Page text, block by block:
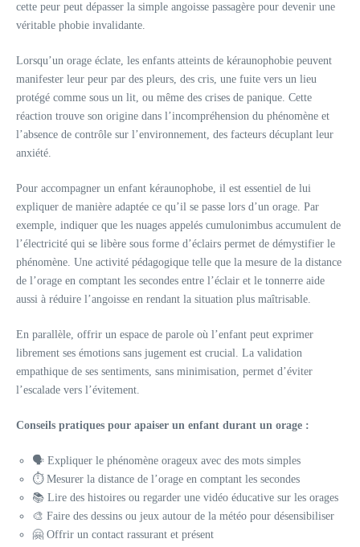
cette peur peut dépasser la simple angoisse passagère pour devenir une
véritable phobie invalidante.
Lorsqu’un orage éclate, les enfants atteints de kéraunophobie peuvent
manifester leur peur par des pleurs, des cris, une fuite vers un lieu
protégé comme sous un lit, ou même des crises de panique. Cette
réaction trouve son origine dans l’incompréhension du phénomène et
l’absence de contrôle sur l’environnement, des facteurs décuplant leur
anxiété.
Pour accompagner un enfant kéraunophobe, il est essentiel de lui
expliquer de manière adaptée ce qu’il se passe lors d’un orage. Par
exemple, indiquer que les nuages appelés cumulonimbus accumulent de
l’électricité qui se libère sous forme d’éclairs permet de démystifier le
phénomène. Une activité pédagogique telle que la mesure de la distance
de l’orage en comptant les secondes entre l’éclair et le tonnerre aide
aussi à réduire l’angoisse en rendant la situation plus maîtrisable.
En parallèle, offrir un espace de parole où l’enfant peut exprimer
librement ses émotions sans jugement est crucial. La validation
empathique de ses sentiments, sans minimisation, permet d’éviter
l’escalade vers l’évitement.
Conseils pratiques pour apaiser un enfant durant un orage :
🗣️ Expliquer le phénomène orageux avec des mots simples
⏱️ Mesurer la distance de l’orage en comptant les secondes
📚 Lire des histoires ou regarder une vidéo éducative sur les orages
🎨 Faire des dessins ou jeux autour de la météo pour désensibiliser
🤗 Offrir un contact rassurant et présent